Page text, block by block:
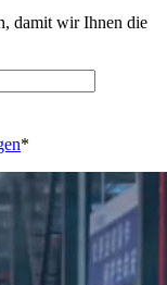
damit wir Ihnen die
*